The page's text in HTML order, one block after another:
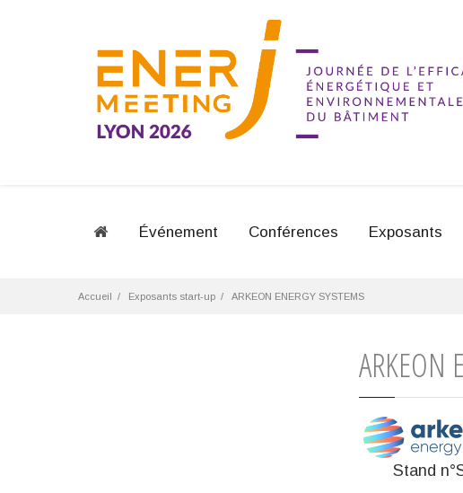
Événement Conférences Exposants
Accueil Exposants start-up ARKEON ENERGY SYSTEMS
ARKEON
Stand